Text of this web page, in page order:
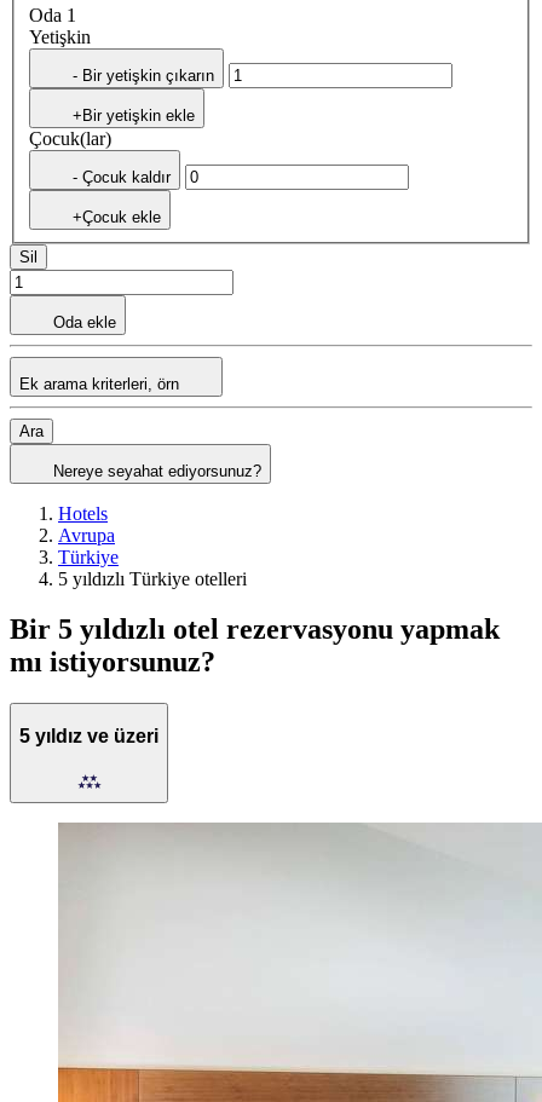
Oda 1
Yetişkin
- Bir yetişkin çıkarın
+Bir yetişkin ekle
Çocuk(lar)
- Çocuk kaldır
+Çocuk ekle
Sil
Oda ekle
Ek arama kriterleri, örn
Ara
Nereye seyahat ediyorsunuz?
Hotels
Avrupa
Türkiye
5 yıldızlı Türkiye otelleri
Bir 5 yıldızlı otel rezervasyonu yapmak
mı istiyorsunuz?
5 yıldız ve üzeri